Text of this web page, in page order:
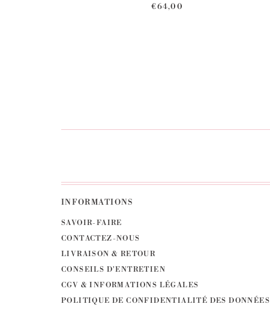
€64,00
INFORMATIONS
SAVOIR-FAIRE
CONTACTEZ-NOUS
LIVRAISON & RETOUR
CONSEILS D'ENTRETIEN
CGV & INFORMATIONS LÉGALES
POLITIQUE DE CONFIDENTIALITÉ DES DONNÉES